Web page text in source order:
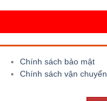
Chính sách bảo mật
Chính sách vận chuyển